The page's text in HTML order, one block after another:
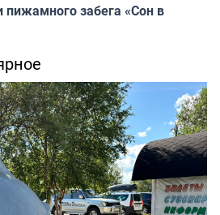
пижамного забега «Сон в